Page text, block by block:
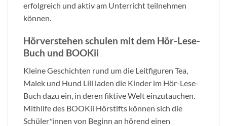
erfolgreich und aktiv am Unterricht teilnehmen
können.
Hörverstehen schulen mit dem Hör-Lese-
Buch und BOOKii
Kleine Geschichten rund um die Leitfiguren Tea,
Malek und Hund Lili laden die Kinder im Hör-Lese-
Buch dazu ein, in deren fiktive Welt einzutauchen.
Mithilfe des BOOKii Hörstifts können sich die
Schüler*innen von Beginn an hörend einen